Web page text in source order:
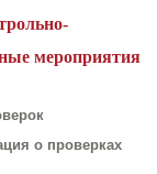
мероприятия
о проверках